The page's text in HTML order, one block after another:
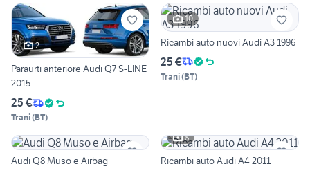
2
Paraurti anteriore Audi Q7 S-LINE
2015
25 €
Trani(BT)
10
Ricambi auto nuovi Audi A3 1996
25 €
Trani(BT)
Audi Q8 Muso e Airbag
8
Ricambi auto Audi A4 2011